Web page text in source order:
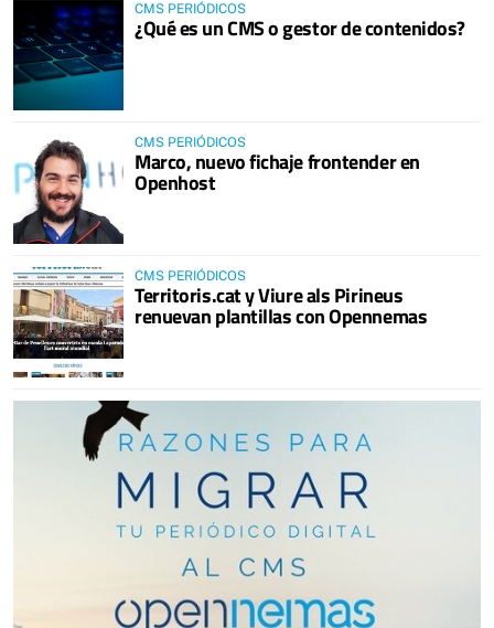
CMS PERIÓDICOS
¿Qué es un CMS o gestor de contenidos?
CMS PERIÓDICOS
Marco, nuevo fichaje frontender en
Openhost
CMS PERIÓDICOS
Territoris.cat y Viure als Pirineus
renuevan plantillas con Opennemas